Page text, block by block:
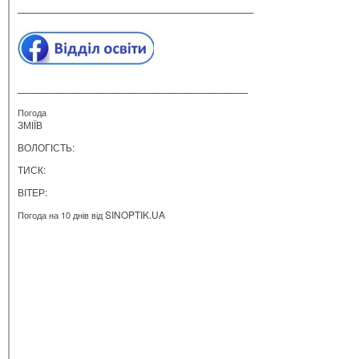
Погода
ЗМІЇВ
ВОЛОГІСТЬ:
ТИСК:
ВІТЕР:
Погода на 10 днів відSINOPTIK.UA